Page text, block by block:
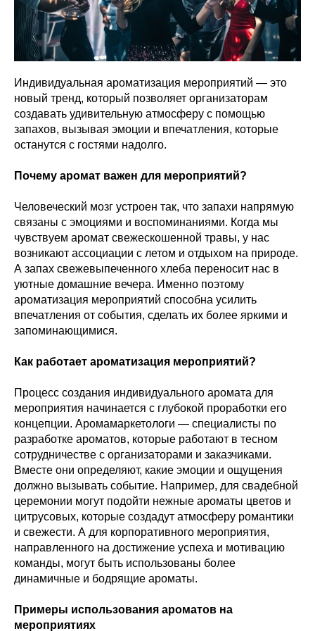
Индивидуальная ароматизация мероприятий — это
новый тренд, который позволяет организаторам
создавать удивительную атмосферу с помощью
запахов, вызывая эмоции и впечатления, которые
останутся с гостями надолго.
Почему аромат важен для мероприятий?
Человеческий мозг устроен так, что запахи напрямую
связаны с эмоциями и воспоминаниями. Когда мы
чувствуем аромат свежескошенной травы, у нас
возникают ассоциации с летом и отдыхом на природе.
А запах свежевыпеченного хлеба переносит нас в
уютные домашние вечера. Именно поэтому
ароматизация мероприятий способна усилить
впечатления от события, сделать их более яркими и
запоминающимися.
Как работает ароматизация мероприятий?
Процесс создания индивидуального аромата для
мероприятия начинается с глубокой проработки его
концепции. Аромамаркетологи — специалисты по
разработке ароматов, которые работают в тесном
сотрудничестве с организаторами и заказчиками.
Вместе они определяют, какие эмоции и ощущения
должно вызывать событие. Например, для свадебной
церемонии могут подойти нежные ароматы цветов и
цитрусовых, которые создадут атмосферу романтики
и свежести. А для корпоративного мероприятия,
направленного на достижение успеха и мотивацию
команды, могут быть использованы более
динамичные и бодрящие ароматы.
Примеры использования ароматов на
мероприятиях